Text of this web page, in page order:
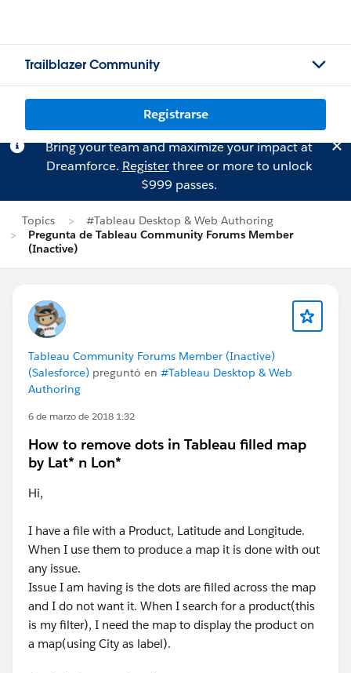
Trailblazer Community
Registrarse
Bring your team and maximize your impact at
Dreamforce. Registerthree or more to unlock
$999 passes.
Topics
#Tableau Desktop & Web Authoring
Pregunta de Tableau Community Forums Member
(Inactive)
Tableau Community Forums Member (Inactive)
(Salesforce) preguntó en #Tableau Desktop & Web
Authoring
6 de marzo de 2018 1:32
How to remove dots in Tableau filled map
by Lat* n Lon*
Hi,
I have a file with a Product, Latitude and Longitude.
When I use them to produce a map it is done with out
any issue.
Issue I am having is the dots are filled across the map
and I do not want it. When I search for a product(this
is my filter), I need the map to display the product on
a map(using City as label).